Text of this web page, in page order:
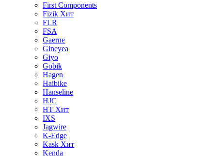
First Components
Fizik Хит
FLR
FSA
Gaerne
Gineyea
Giyo
Gobik
Hagen
Haibike
Hanseline
HJC
HT Хит
IXS
Jagwire
K-Edge
Kask Хит
Kenda